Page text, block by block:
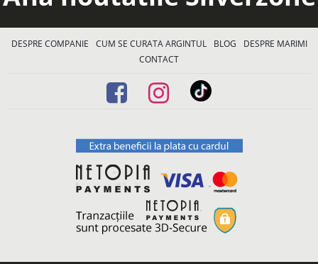
DESPRE COMPANIE CUM SE CURATA ARGINTUL BLOG
DESPRE MARIMI
CONTACT